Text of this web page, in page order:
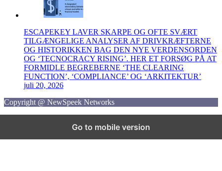
ESCAPEKEY LAVER SKARPE OG OFTE SVÆRT
TILGÆNGELIGE ANALYSER AF DRIVKRÆFTERNE
OG HISTORIKKEN BAG DEN NYE VERDENSORDEN
OG ‘TECNOCRACY RISING’. HER ET FORSØG PÅ AT
FORMIDLE BEGREBERNE ‘THE CLEARING
FUNCTION’, ‘COMPLIANCE’ OG ‘ARKITEKTUR’
juli 20, 2026
Copyright @ NewSpeek Networks
Go to mobile version